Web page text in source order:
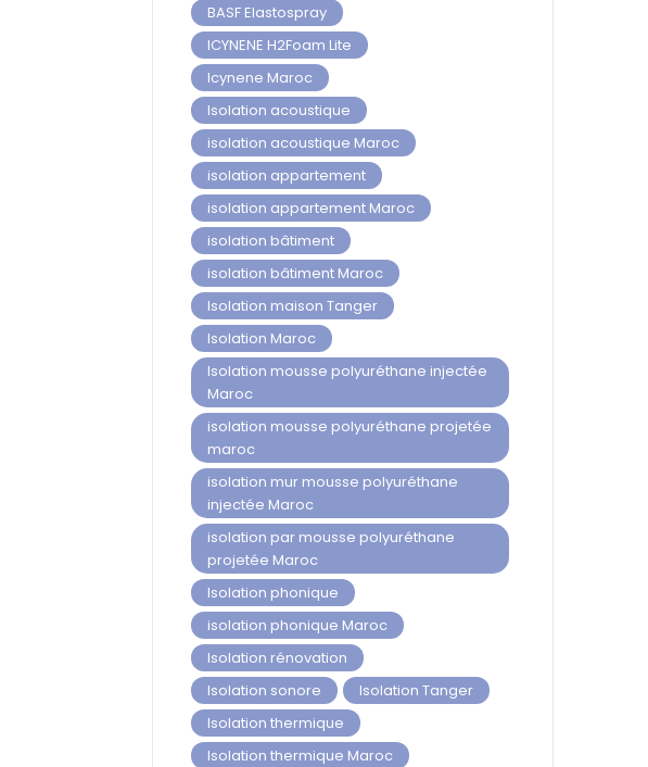
BASF Elastospray
ICYNENE H2Foam Lite
Icynene Maroc
Isolation acoustique
isolation acoustique Maroc
isolation appartement
isolation appartement Maroc
isolation bâtiment
isolation bâtiment Maroc
Isolation maison Tanger
Isolation Maroc
Isolation mousse polyuréthane injectée
Maroc
isolation mousse polyuréthane projetée
maroc
isolation mur mousse polyuréthane
injectée Maroc
isolation par mousse polyuréthane
projetée Maroc
Isolation phonique
isolation phonique Maroc
Isolation rénovation
Isolation sonore
Isolation Tanger
Isolation thermique
Isolation thermique Maroc